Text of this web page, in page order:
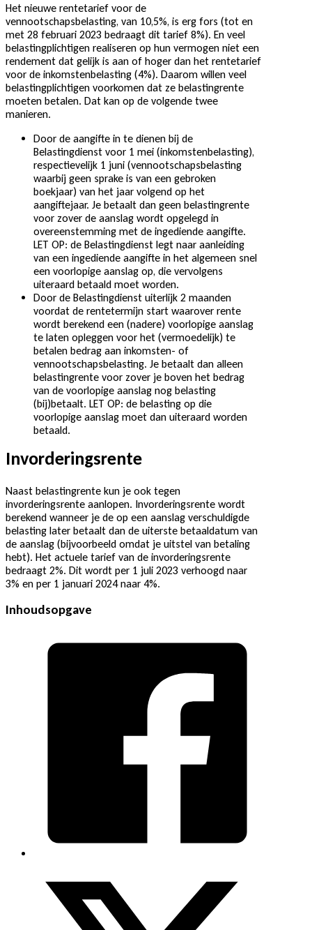
Het nieuwe rentetarief voor de
vennootschapsbelasting, van 10,5%, is erg fors (tot en
met 28 februari 2023 bedraagt dit tarief 8%). En veel
belastingplichtigen realiseren op hun vermogen niet een
rendement dat gelijk is aan of hoger dan het rentetarief
voor de inkomstenbelasting (4%). Daarom willen veel
belastingplichtigen voorkomen dat ze belastingrente
moeten betalen. Dat kan op de volgende twee
manieren.
Door de aangifte in te dienen bij de
Belastingdienst voor 1 mei (inkomstenbelasting),
respectievelijk 1 juni (vennootschapsbelasting
waarbij geen sprake is van een gebroken
boekjaar) van het jaar volgend op het
aangiftejaar. Je betaalt dan geen belastingrente
voor zover de aanslag wordt opgelegd in
overeenstemming met de ingediende aangifte.
LET OP: de Belastingdienst legt naar aanleiding
van een ingediende aangifte in het algemeen snel
een voorlopige aanslag op, die vervolgens
uiteraard betaald moet worden.
Door de Belastingdienst uiterlijk 2 maanden
voordat de rentetermijn start waarover rente
wordt berekend een (nadere) voorlopige aanslag
te laten opleggen voor het (vermoedelijk) te
betalen bedrag aan inkomsten- of
vennootschapsbelasting. Je betaalt dan alleen
belastingrente voor zover je boven het bedrag
van de voorlopige aanslag nog belasting
(bij)betaalt. LET OP: de belasting op die
voorlopige aanslag moet dan uiteraard worden
betaald.
Invorderingsrente
Naast belastingrente kun je ook tegen
invorderingsrente aanlopen. Invorderingsrente wordt
berekend wanneer je de op een aanslag verschuldigde
belasting later betaalt dan de uiterste betaaldatum van
de aanslag (bijvoorbeeld omdat je uitstel van betaling
hebt). Het actuele tarief van de invorderingsrente
bedraagt 2%. Dit wordt per 1 juli 2023 verhoogd naar
3% en per 1 januari 2024 naar 4%.
Inhoudsopgave